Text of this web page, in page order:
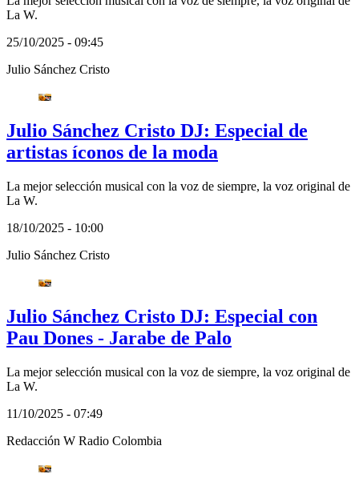
La W.
25/10/2025 - 09:45
Julio Sánchez Cristo
Julio Sánchez Cristo DJ: Especial de
artistas íconos de la moda
La mejor selección musical con la voz de siempre, la voz original de
La W.
18/10/2025 - 10:00
Julio Sánchez Cristo
Julio Sánchez Cristo DJ: Especial con
Pau Dones - Jarabe de Palo
La mejor selección musical con la voz de siempre, la voz original de
La W.
11/10/2025 - 07:49
Redacción W Radio Colombia